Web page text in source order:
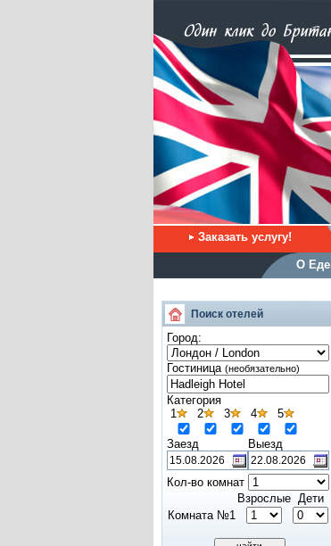
Заказать услугу!
О
Поиск отелей
Город:
Гостиница (необязательно)
Категория
1
2 3 4 5
Заезд Выезд
Кол-во комнат
Взрослые Дети
Комната №1